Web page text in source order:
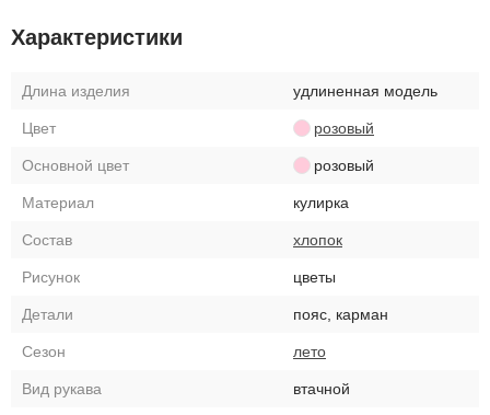
Характеристики
Длина изделия удлиненная модель
Цвет розовый
Основной цвет розовый
Материал кулирка
Состав хлопок
Рисунок цветы
Детали пояс, карман
Сезон лето
Вид рукава втачной